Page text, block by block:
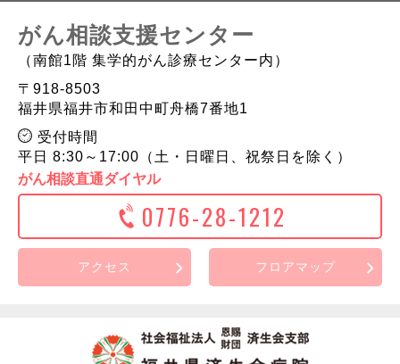
がん相談支援センター
（南館1階 集学的がん診療センター内）
〒918-8503
福井県福井市和田中町舟橋7番地1
受付時間
平日 8:30～17:00（土・日曜日、祝祭日を除く）
がん相談直通ダイヤル
0776-28-1212
アクセス フロアマップ